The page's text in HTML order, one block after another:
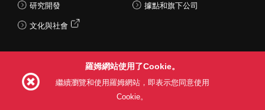
研究開發
文化與社會
據點和旗下公司
羅姆網站使用了Cookie。
繼續瀏覽和使用羅姆網站，即表示您同意使用
Cookie。